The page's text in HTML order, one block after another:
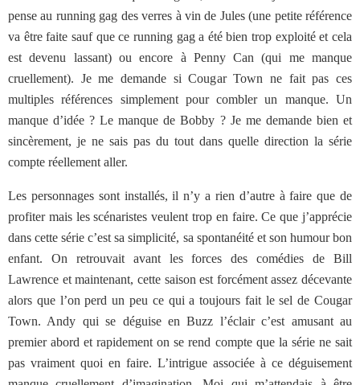
pense au running gag des verres à vin de Jules (une petite référence
va être faite sauf que ce running gag a été bien trop exploité et cela
est devenu lassant) ou encore à Penny Can (qui me manque
cruellement). Je me demande si Cougar Town ne fait pas ces
multiples références simplement pour combler un manque. Un
manque d’idée ? Le manque de Bobby ? Je me demande bien et
sincèrement, je ne sais pas du tout dans quelle direction la série
compte réellement aller.
Les personnages sont installés, il n’y a rien d’autre à faire que de
profiter mais les scénaristes veulent trop en faire. Ce que j’apprécie
dans cette série c’est sa simplicité, sa spontanéité et son humour bon
enfant. On retrouvait avant les forces des comédies de Bill
Lawrence et maintenant, cette saison est forcément assez décevante
alors que l’on perd un peu ce qui a toujours fait le sel de Cougar
Town. Andy qui se déguise en Buzz l’éclair c’est amusant au
premier abord et rapidement on se rend compte que la série ne sait
pas vraiment quoi en faire. L’intrigue associée à ce déguisement